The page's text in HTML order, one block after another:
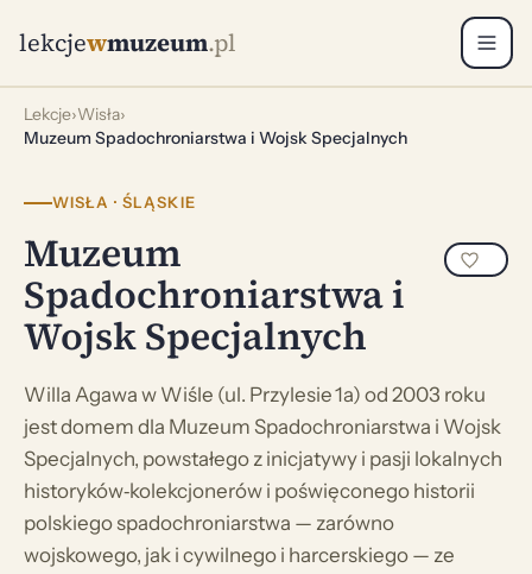
lekcjewmuzeum.pl
Lekcje›Wisła›
Muzeum Spadochroniarstwa i Wojsk Specjalnych
WISŁA · ŚLĄSKIE
Muzeum
Spadochroniarstwa i
Wojsk Specjalnych
Willa Agawa w Wiśle (ul. Przylesie 1a) od 2003 roku
jest domem dla Muzeum Spadochroniarstwa i Wojsk
Specjalnych, powstałego z inicjatywy i pasji lokalnych
historyków‑kolekcjonerów i poświęconego historii
polskiego spadochroniarstwa — zarówno
wojskowego, jak i cywilnego i harcerskiego — ze